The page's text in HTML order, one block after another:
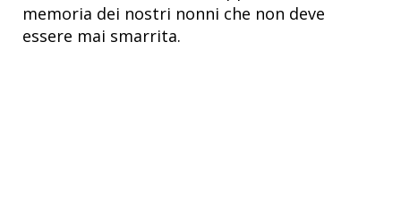
memoria dei nostri nonni che non deve
essere mai smarrita.